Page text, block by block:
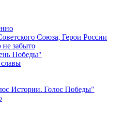
Союза, Герои России
не забыто
Победы"
Истории. Голос Победы"